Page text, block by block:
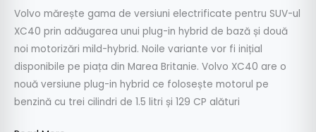
Volvo mărește gama de versiuni electrificate pentru SUV-ul
XC40 prin adăugarea unui plug-in hybrid de bază și două
noi motorizări mild-hybrid. Noile variante vor fi inițial
disponibile pe piața din Marea Britanie. Volvo XC40 are o
nouă versiune plug-in hybrid ce folosește motorul pe
benzină cu trei cilindri de 1.5 litri și 129 CP alături